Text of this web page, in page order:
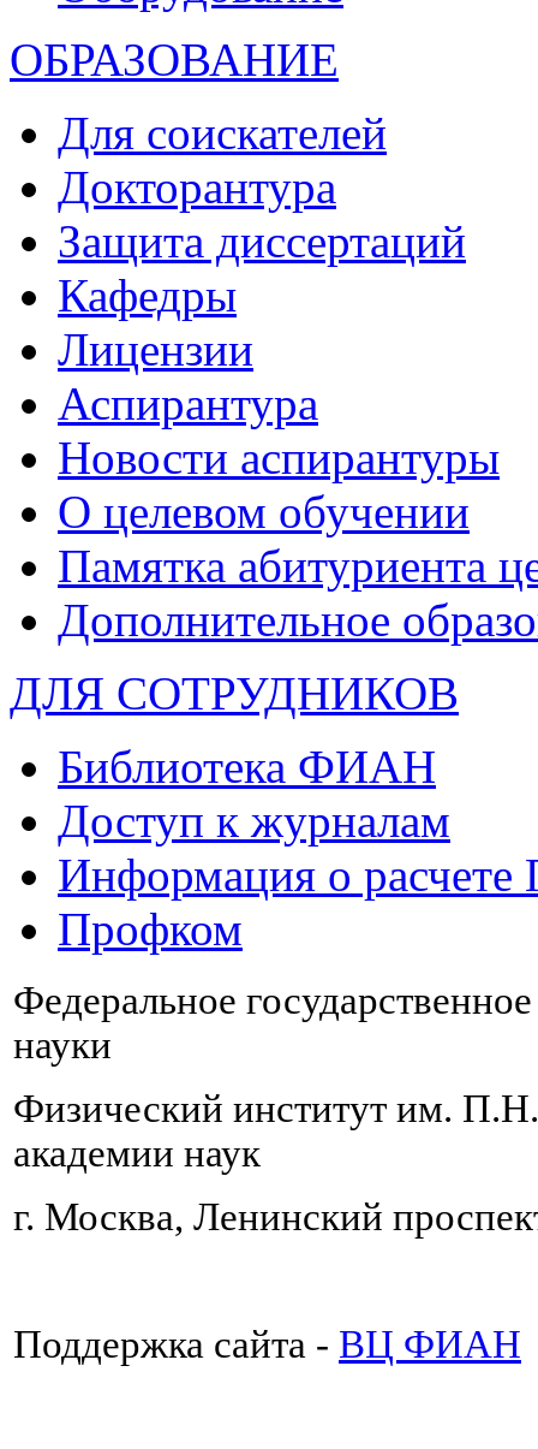
ОБРАЗОВАНИЕ
Для соискателей
Докторантура
Защита диссертаций
Кафедры
Лицензии
Аспирантура
Новости аспирантуры
О целевом обучении
Памятка абитуриента
Дополнительное
ДЛЯ СОТРУДНИКОВ
Библиотека ФИАН
Доступ к журналам
Информация о
Профком
Федеральное
науки
Физический институт им.
академии наук
г. Москва, Ленинский
Поддержка сайта - ВЦ ФИАН